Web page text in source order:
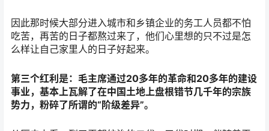
因此那时候大部分进入城市和乡镇企业的务工人员都不怕
吃苦，再苦的日子都熬过来了，他们心里想的只不过是怎
么样让自己家里人的日子好起来。
第三个红利是：毛主席通过20多年的革命和20多年的建设
事业，基本上瓦解了在中国土地上盘根错节几千年的宗族
势力，粉碎了所谓的“阶级差异”。